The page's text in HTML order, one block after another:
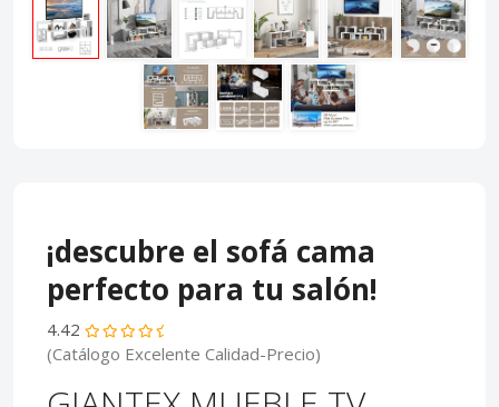
¡descubre el sofá cama
perfecto para tu salón!
4.42
(Catálogo Excelente Calidad-Precio)